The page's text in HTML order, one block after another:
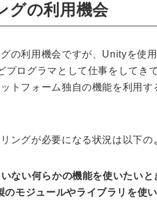
グの利用機会
の利用機会ですが、Unityを使
プログラマとして仕事をしてき
トフォーム独自の機能を利用
ングが必要になる状況は以下の
ない何らかの機能を使いたいと
のモジュールやライブラリを使